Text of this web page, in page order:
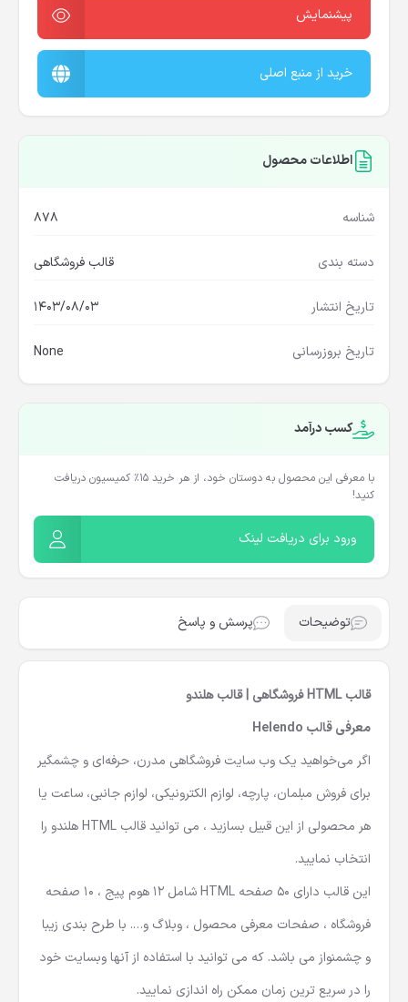
پیشنمایش
خرید از منبع اصلی
اطلاعات محصول
شناسه 878
دسته بندی قالب فروشگاهی
تاریخ انتشار 1403/08/03
تاریخ بروزرسانی None
کسب درآمد
با معرفی این محصول به دوستان خود، از هر خرید ۱۵٪ کمیسیون دریافت
کنید!
ورود برای دریافت لینک
توضیحات پرسش و پاسخ
قالب HTML فروشگاهی | قالب هلندو
معرفی قالب Helendo
اگر می‌خواهید یک وب‌ سایت فروشگاهی مدرن، حرفه‌ای و چشمگیر
برای فروش مبلمان، پارچه، لوازم الکترونیکی، لوازم جانبی، ساعت یا
هر محصولی از این قبیل بسازید ، می توانید قالب HTML هلندو را
انتخاب نمایید.
این قالب دارای 50 صفحه HTML شامل 12 هوم پیج ، 10 صفحه
فروشگاه ، صفحات معرفی محصول ، وبلاگ و…. با طرح بندی زیبا
و چشمنواز می باشد. که می توانید با استفاده از آنها وبسایت خود
را در سریع ترین زمان ممکن راه اندازی نمایید.